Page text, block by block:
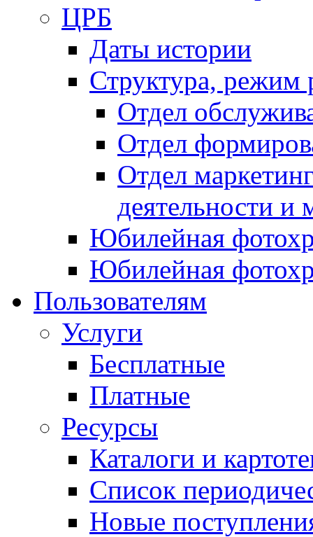
ЦРБ
Даты истории
Структура, режим
Отдел
Отдел
Отдел
деятельности и
Юбилейная
Юбилейная
Пользователям
Услуги
Бесплатные
Платные
Ресурсы
Каталоги и
Список
Новые